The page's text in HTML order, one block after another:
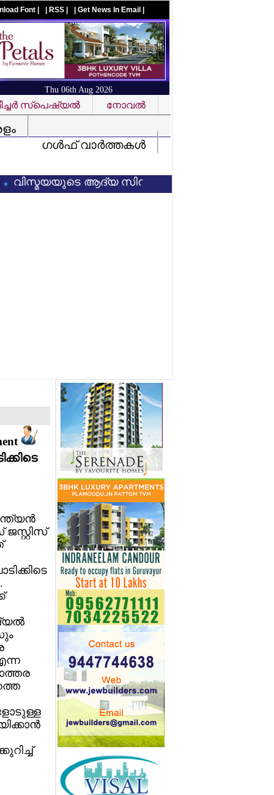
Font | | RSS | | Get News In Email |
Thu 06th Aug 2026
സ്‌പെഷ്യല്‍
നോവല്‍
ഗള്‍ഫ് വാര്‍ത്തകള്‍
ആദ്യ സിനിമ കണ്ട ശേഷം സംവിധായകന്
ജസ്റ്റിസ്